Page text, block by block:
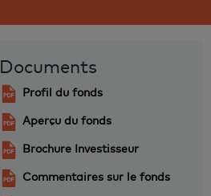
Documents
Profil du fonds
Aperçu du fonds
Brochure Investisseur
Commentaires sur le fonds